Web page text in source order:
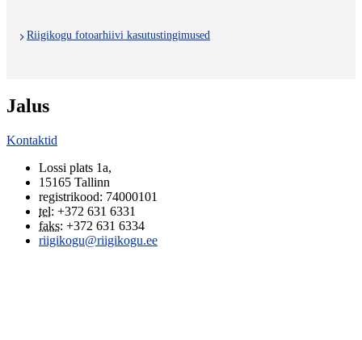
Riigikogu fotoarhiivi kasutustingimused
Jalus
Kontaktid
Lossi plats 1a,
15165 Tallinn
registrikood: 74000101
tel: +372 631 6331
faks: +372 631 6334
riigikogu@riigikogu.ee